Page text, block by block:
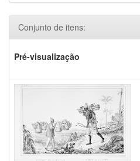
Conjunto de itens:
Pré-visualização